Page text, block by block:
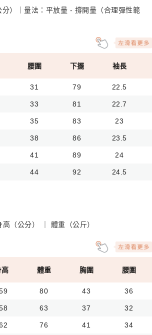
）｜量法：平放量 - 撐開量（合理彈性範
腰圍 下擺 袖長
31 79 22.5
33 81 22.7
35 83 23
38 86 23.5
41 89 24
44 92 24.5
（公分） ｜ 體重（公斤）
高 體重 胸圍 腰圍
80 43 36
63 37 32
76 41 34